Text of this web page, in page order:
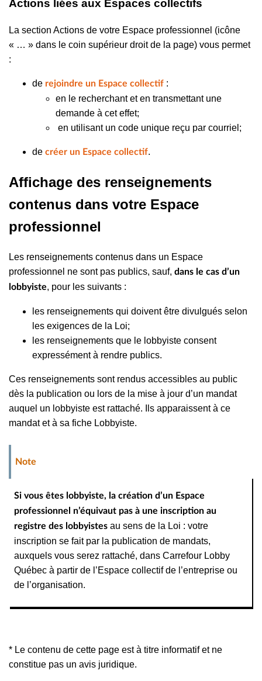
Actions liées aux Espaces collectifs
La section Actions de votre Espace professionnel (icône
« … » dans le coin supérieur droit de la page) vous permet
:
de rejoindre un Espace collectif :
en le recherchant et en transmettant une
demande à cet effet;
en utilisant un code unique reçu par courriel;
de créer un Espace collectif.
Affichage des renseignements
contenus dans votre Espace
professionnel
Les renseignements contenus dans un Espace
professionnel ne sont pas publics, sauf, dans le cas d’un
lobbyiste, pour les suivants :
les renseignements qui doivent être divulgués selon
les exigences de la Loi;
les renseignements que le lobbyiste consent
expressément à rendre publics.
Ces renseignements sont rendus accessibles au public
dès la publication ou lors de la mise à jour d’un mandat
auquel un lobbyiste est rattaché. Ils apparaissent à ce
mandat et à sa fiche Lobbyiste.
Note
Si vous êtes lobbyiste, la création d’un Espace
professionnel n’équivaut pas à une inscription au
registre des lobbyistes au sens de la Loi : votre
inscription se fait par la publication de mandats,
auxquels vous serez rattaché, dans Carrefour Lobby
Québec à partir de l’Espace collectif de l’entreprise ou
de l’organisation.
* Le contenu de cette page est à titre informatif et ne
constitue pas un avis juridique.